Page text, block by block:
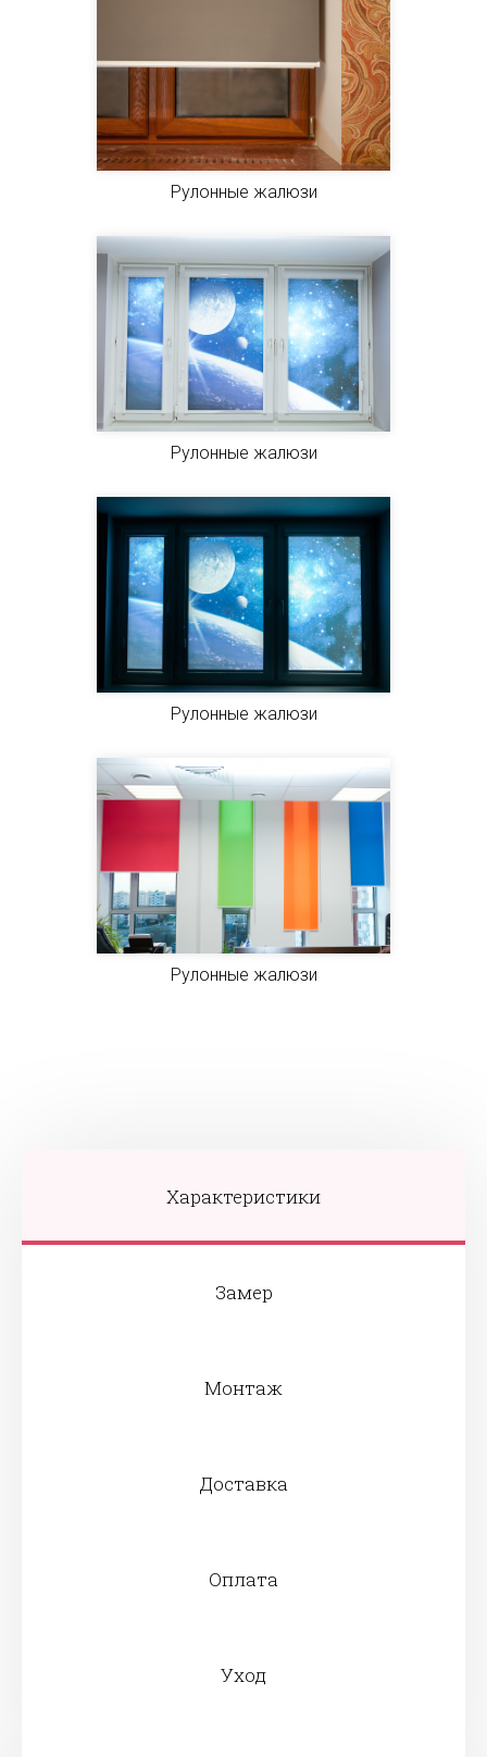
Рулонные жалюзи
Рулонные жалюзи
Рулонные жалюзи
Рулонные жалюзи
Характеристики
Замер
Монтаж
Доставка
Оплата
Уход